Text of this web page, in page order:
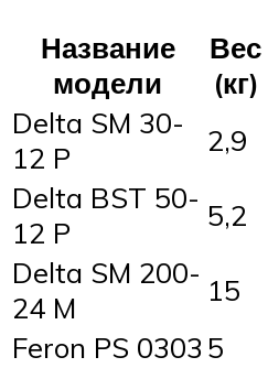
Название
модели
Вес
(кг)
Delta SM 30-
12 P
2,9
Delta BST 50-
12 P
5,2
Delta SM 200-
24 M
15
Feron PS 0303 5